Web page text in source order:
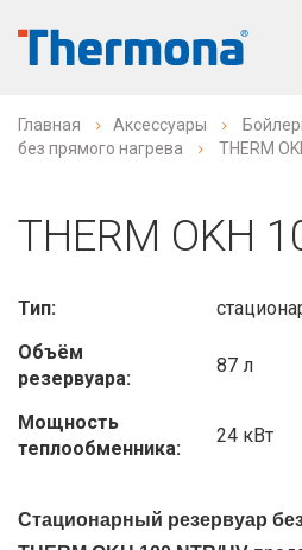
Главная Аксессуары
без прямого нагрева
THERM
THERM OKH
Тип:
Объём
резервуара:
87 л
Мощность
теплообменника:
24 кВт
Стационарный резервуар